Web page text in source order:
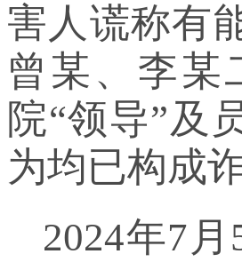
害人谎称有
曾某、李某
院“领导”及
为均已构成
2024年7